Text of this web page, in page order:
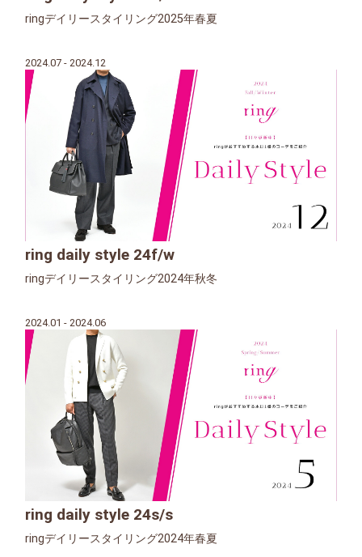
ringデイリースタイリング2025年春夏
2024.07 - 2024.12
ring daily style 24f/w
ringデイリースタイリング2024年秋冬
2024.01 - 2024.06
ring daily style 24s/s
ringデイリースタイリング2024年春夏